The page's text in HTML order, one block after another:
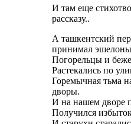
И там еще
рассказу..
А ташкентский
принимал
Погорельцы и
Растекались по
Горемычная тьма
дворы.
И на нашем дворе
Получился